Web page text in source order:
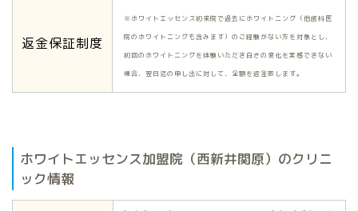
返金保証制度
※ホワイトエッセンス初来院で過去にホワイトニング（他歯科医
院のホワイトニングも含みます）のご経験がない方を対象とし、
初回のホワイトニングを体験いただき白さの変化を実感できない
場合、翌日迄の申し出に対して、全額を返金致します。
ホワイトエッセンス加盟院（西新井関原）のクリニ
ック情報